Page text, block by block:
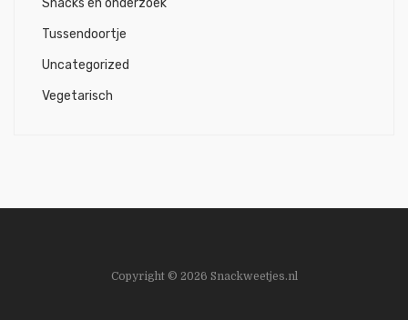
Snacks en onderzoek
Tussendoortje
Uncategorized
Vegetarisch
Copyright © 2026 Snackweetjes.nl